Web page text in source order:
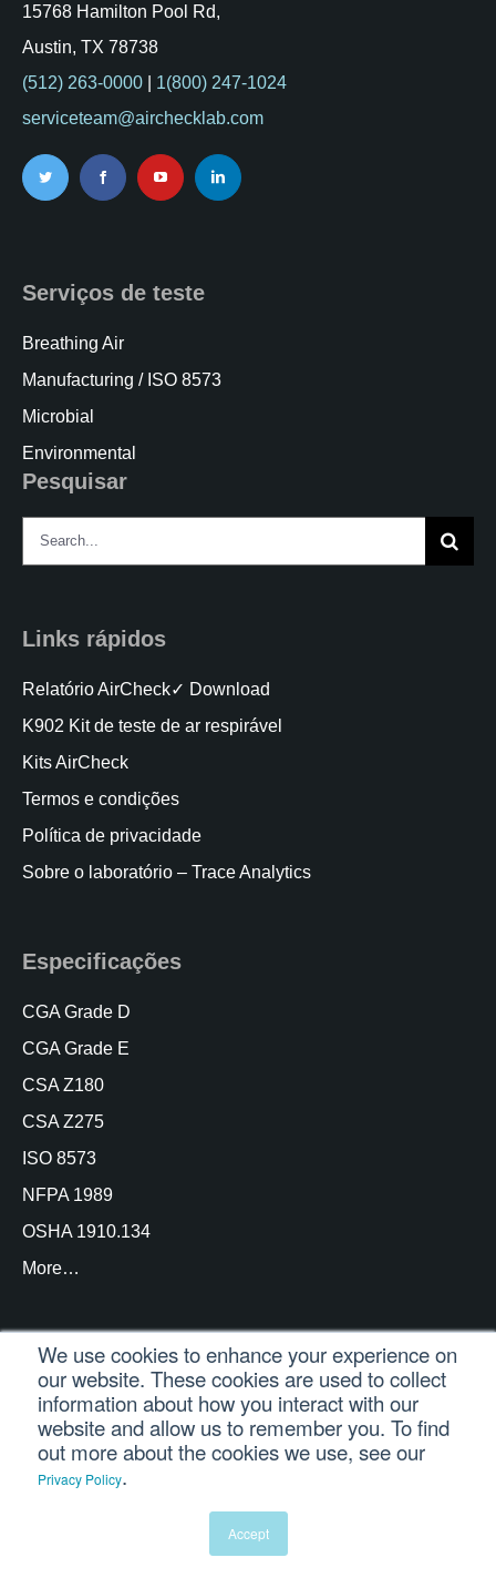
We use cookies to enhance your experience on
our website. These cookies are used to collect
information about how you interact with our
website and allow us to remember you. To find
out more about the cookies we use, see our
Privacy Policy.
Accept
15768 Hamilton Pool Rd,
Austin, TX 78738
(512) 263-0000| 1(800) 247-1024
serviceteam@airchecklab.com
Serviços de teste
Breathing Air
Manufacturing / ISO 8573
Microbial
Environmental
Pesquisar
Search
for:
Links rápidos
Relatório AirCheck✓ Download
K902 Kit de teste de ar respirável
Kits AirCheck
Termos e condições
Política de privacidade
Sobre o laboratório – Trace Analytics
Especificações
CGA Grade D
CGA Grade E
CSA Z180
CSA Z275
ISO 8573
NFPA 1989
OSHA 1910.134
More…
© Copyright Trace Analytics, LLC 2021 |Login do
cliente| Todos os direitos reservados
Español
Espanhol